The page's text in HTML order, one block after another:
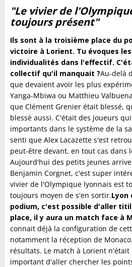
"Le vivier de
toujours présent"
Ils sont à la troisième place du
victoire à Lorient. Tu évoques
individualités dans l'effectif.
collectif qu'il manquait ?Au-delà
que devaient avoir les plus
Yanga-Mbiwa ou Matthieu
que Clément Grenier était blessé,
blessé aussi. C'était des joueurs
importants dans le système de la
senti que Alex Lacazette s'est
peut-être devant, en tout cas dans
Aujourd'hui des petits jeunes
Benjamin Corgnet, c'est super
vivier de l'Olympique lyonnais est
toujours moyen de s'en sortir.Lyon
podium, c'est possible d'aller
place, il y aura un match face à
connait déjà la configuration de
notamment la réception de
résultats. Le match à Lorient
important d'aller chercher les